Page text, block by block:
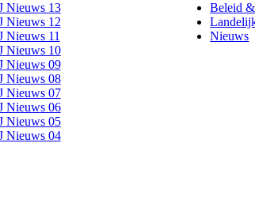
Nieuws 13
Nieuws 12
Nieuws 11
Nieuws 10
Nieuws 09
Nieuws 08
Nieuws 07
Nieuws 06
Nieuws 05
Nieuws 04
Beleid
Nieuws